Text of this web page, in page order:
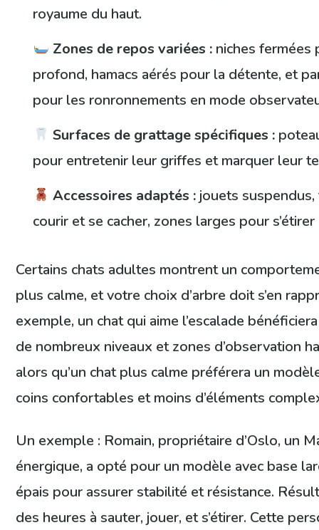
royaume du haut.
Zones de repos variées : niches fermées
profond, hamacs aérés pour la détente, et
pour les ronronnements en mode
Surfaces de grattage spécifiques :
pour entretenir leur griffes et marquer leur
Accessoires adaptés : jouets
courir et se cacher, zones larges pour
Certains chats adultes montrent un
plus calme, et votre choix d’arbre doit s’en
exemple, un chat qui aime l’escalade
de nombreux niveaux et zones d’observation
alors qu’un chat plus calme préférera un
coins confortables et moins d’éléments
Un exemple : Romain, propriétaire d’Oslo, un
énergique, a opté pour un modèle avec base
épais pour assurer stabilité et résistance.
des heures à sauter, jouer, et s’étirer. Cette